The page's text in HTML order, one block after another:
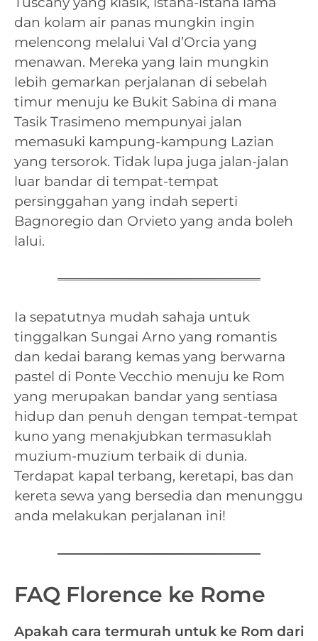
dan kolam air panas mungkin ingin
melencong melalui Val d’Orcia yang
menawan. Mereka yang lain mungkin
lebih gemarkan perjalanan di sebelah
timur menuju ke Bukit Sabina di mana
Tasik Trasimeno mempunyai jalan
memasuki kampung-kampung Lazian
yang tersorok. Tidak lupa juga jalan-jalan
luar bandar di tempat-tempat
persinggahan yang indah seperti
Bagnoregio dan Orvieto yang anda boleh
lalui.
Ia sepatutnya mudah sahaja untuk
tinggalkan Sungai Arno yang romantis
dan kedai barang kemas yang berwarna
pastel di Ponte Vecchio menuju ke Rom
yang merupakan bandar yang sentiasa
hidup dan penuh dengan tempat-tempat
kuno yang menakjubkan termasuklah
muzium-muzium terbaik di dunia.
Terdapat kapal terbang, keretapi, bas dan
kereta sewa yang bersedia dan menunggu
anda melakukan perjalanan ini!
FAQ Florence ke Rome
Apakah cara termurah untuk ke Rom dari